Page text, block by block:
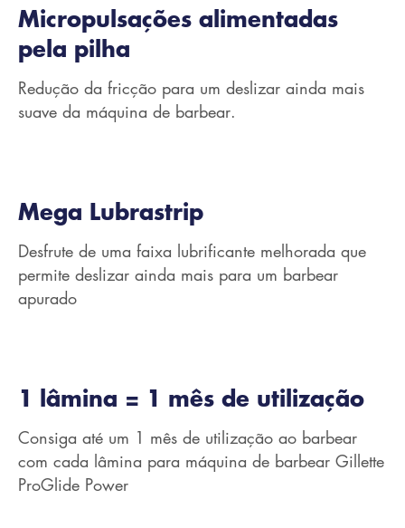
Micropulsações alimentadas
pela pilha
Redução da fricção para um deslizar ainda mais
suave da máquina de barbear.
Mega Lubrastrip
Desfrute de uma faixa lubrificante melhorada que
permite deslizar ainda mais para um barbear
apurado
1 lâmina = 1 mês de utilização
Consiga até um 1 mês de utilização ao barbear
com cada lâmina para máquina de barbear Gillette
ProGlide Power